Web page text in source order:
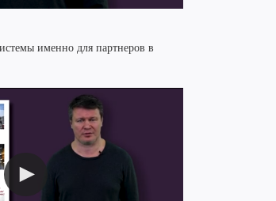
именно для партнеров в